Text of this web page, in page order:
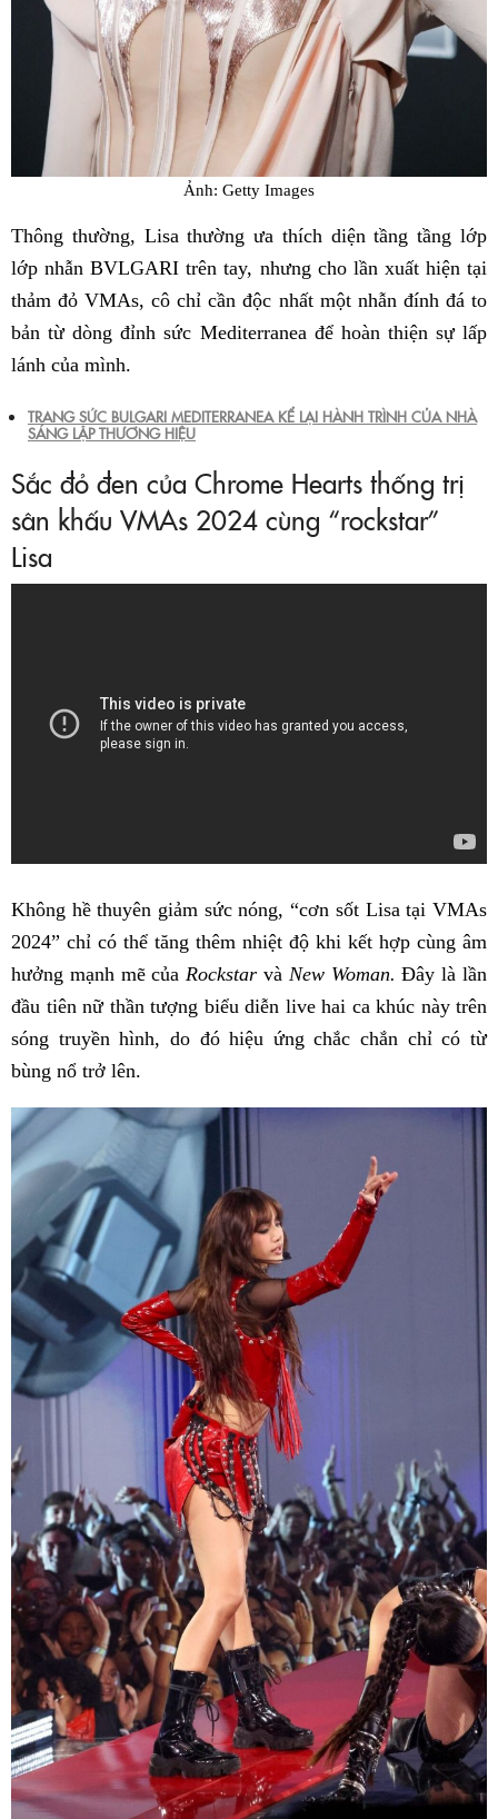
Ảnh: Getty Images
Thông thường, Lisa thường ưa thích diện tầng tầng lớp
lớp nhẫn BVLGARI trên tay, nhưng cho lần xuất hiện tại
thảm đỏ VMAs, cô chỉ cần độc nhất một nhẫn đính đá to
bản từ dòng đỉnh sức Mediterranea để hoàn thiện sự lấp
lánh của mình.
TRANG SỨC BULGARI MEDITERRANEA KỂ LẠI HÀNH TRÌNH CỦA NHÀ
SÁNG LẬP THƯƠNG HIỆU
Sắc đỏ đen của Chrome Hearts thống trị
sân khấu VMAs 2024 cùng “rockstar”
Lisa
Không hề thuyên giảm sức nóng, “cơn sốt Lisa tại VMAs
2024” chỉ có thể tăng thêm nhiệt độ khi kết hợp cùng âm
hưởng mạnh mẽ của Rockstar và New Woman.Đây là lần
đầu tiên nữ thần tượng biểu diễn live hai ca khúc này trên
sóng truyền hình, do đó hiệu ứng chắc chắn chỉ có từ
bùng nổ trở lên.